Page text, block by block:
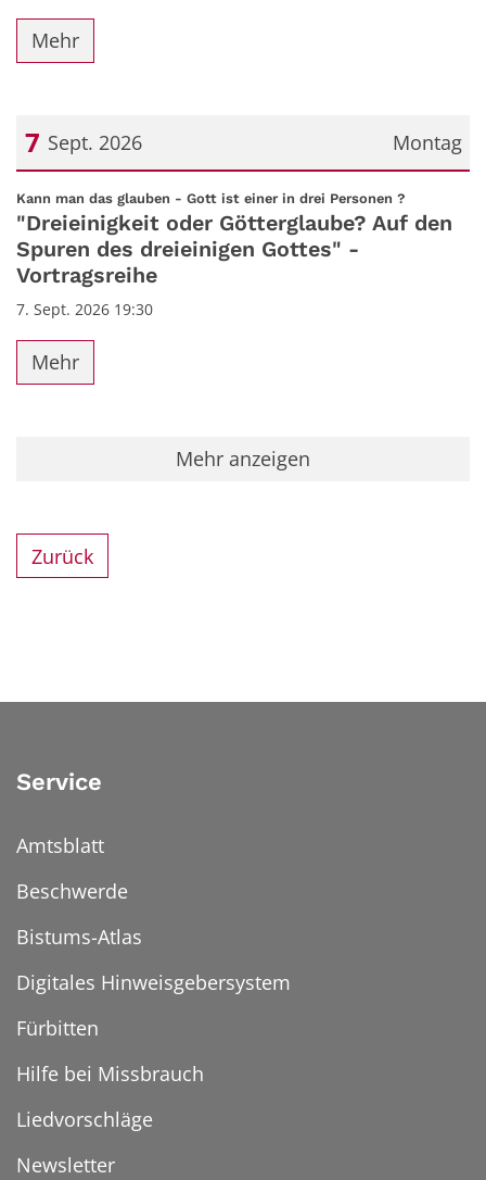
Mehr
Montag
7 Sept. 2026
Datum: 7. September 2026
Kann man das glauben - Gott ist einer in drei Personen ?
"Dreieinigkeit oder Götterglaube? Auf den
Spuren des dreieinigen Gottes" -
Vortragsreihe
7. Sept. 2026 19:30
Mehr
Mehr anzeigen
Zurück
Service
Amtsblatt
Beschwerde
Bistums-Atlas
Digitales Hinweisgebersystem
Fürbitten
Hilfe bei Missbrauch
Liedvorschläge
Newsletter